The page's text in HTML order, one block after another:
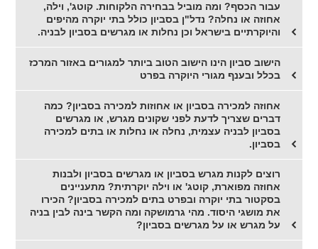
עבור הכסף? ומה מוביל בבחירה הלקוחות. קוטג', וילה,
אחוזה או נחלה? נדל"ן בסביון כולל בתי יוקרה מהיפים
והיוקרתיים בישראל וכן נחלות או מגרשים בסביון לבניה.
הישוב סביון הינו הישוב הטוב ביותר למגורים באזור המרכז
בכלל ובענף מגורי היוקרה בפרט
אחוזה למכירה בסביון או אחוזות למכירה בסביון? כמה
דברים שצריך לדעת לפני שקונים מגרש, או מגרשים
בסביון לבניה עצמית, נחלה או נחלות או בתים למכירה
בסביון.
רוצים לקנות מגרש בסביון או מגרשים בסביון ולבנות
אחוזה מפוארת, קוטג' או וילה יוקרתית? מתעניינים
בסקטור בתי יוקרה ובפרט בתים למכירה בסביון? הכירו
את מושגי היסוד. מהי גרמושקה ומה הקשר בינה לבין בניה
על מגרש או על מגרשים בסביון?